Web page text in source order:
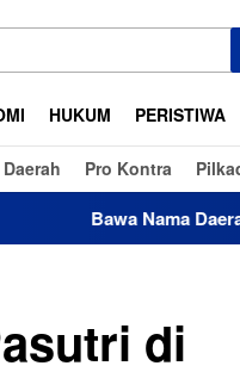
HUKUM PERISTIWA
Daerah Pro Kontra
Nama Daerah ke
di